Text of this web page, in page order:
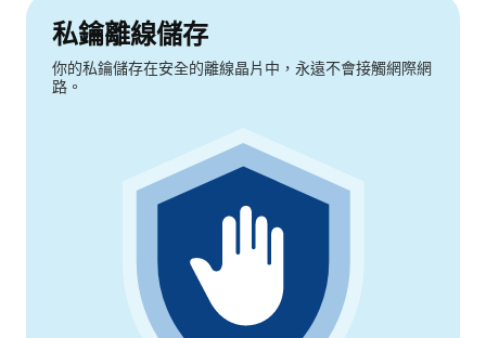
私鑰離線儲存
你的私鑰儲存在安全的離線晶片中，永遠不會接觸網際網
路。